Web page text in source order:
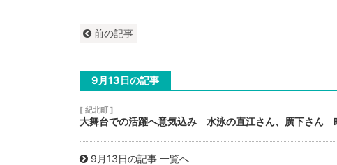
前の記事
9月13日の記事
[ 紀北町 ]
大舞台での活躍へ意気込み 水泳の直江さん、廣下さん
9月13日の記事 一覧へ